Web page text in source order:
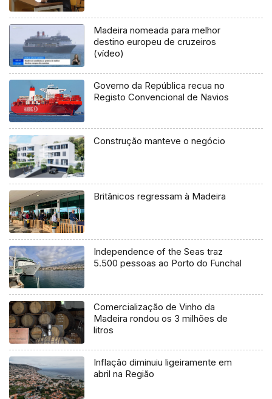
Madeira nomeada para melhor
destino europeu de cruzeiros
(vídeo)
Governo da República recua no
Registo Convencional de Navios
Construção manteve o negócio
Britânicos regressam à Madeira
Independence of the Seas traz
5.500 pessoas ao Porto do Funchal
Comercialização de Vinho da
Madeira rondou os 3 milhões de
litros
Inflação diminuiu ligeiramente em
abril na Região